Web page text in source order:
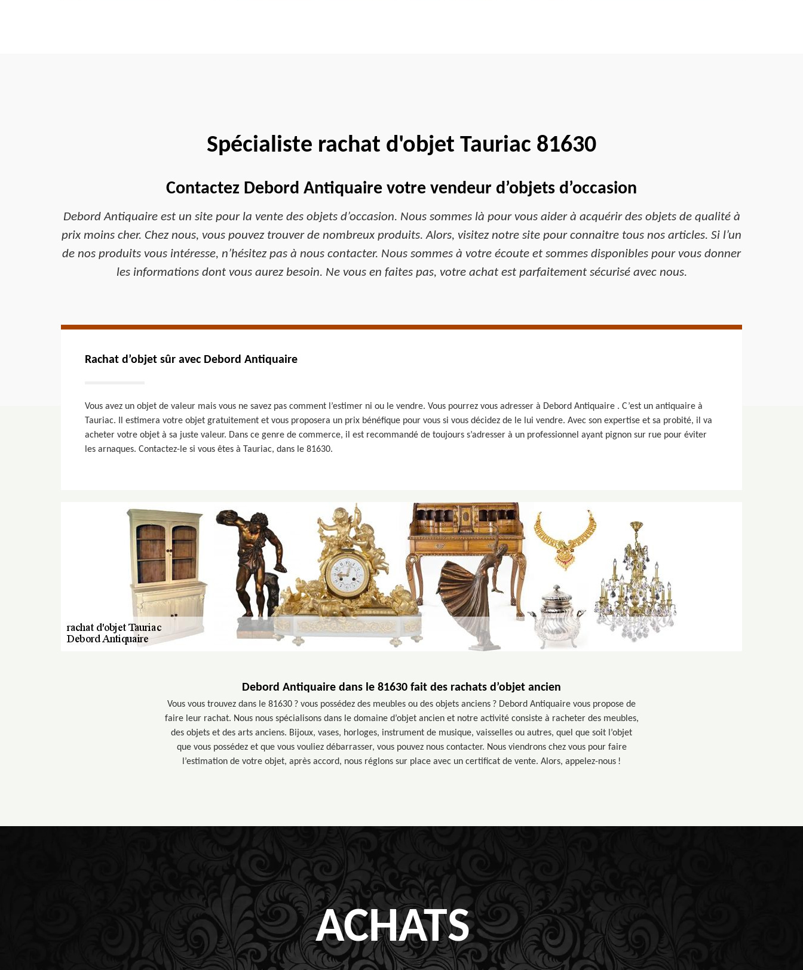
Spécialiste rachat d'objet Tauriac 81630
Contactez Debord Antiquaire votre vendeur d’objets d’occasion
Debord Antiquaire est un site pour la vente des objets d’occasion. Nous sommes là pour vous aider à acquérir des objets de qualité à
prix moins cher. Chez nous, vous pouvez trouver de nombreux produits. Alors, visitez notre site pour connaitre tous nos articles. Si l’un
de nos produits vous intéresse, n’hésitez pas à nous contacter. Nous sommes à votre écoute et sommes disponibles pour vous donner
les informations dont vous aurez besoin. Ne vous en faites pas, votre achat est parfaitement sécurisé avec nous.
Rachat d’objet sûr avec Debord Antiquaire
Vous avez un objet de valeur mais vous ne savez pas comment l’estimer ni ou le vendre. Vous pourrez vous adresser à Debord Antiquaire . C’est un antiquaire à
Tauriac. Il estimera votre objet gratuitement et vous proposera un prix bénéfique pour vous si vous décidez de le lui vendre. Avec son expertise et sa probité, il va
acheter votre objet à sa juste valeur. Dans ce genre de commerce, il est recommandé de toujours s’adresser à un professionnel ayant pignon sur rue pour éviter
les arnaques. Contactez-le si vous êtes à Tauriac, dans le 81630.
Debord Antiquaire dans le 81630 fait des rachats d’objet ancien
Vous vous trouvez dans le 81630 ? vous possédez des meubles ou des objets anciens ? Debord Antiquaire vous propose de
faire leur rachat. Nous nous spécialisons dans le domaine d’objet ancien et notre activité consiste à racheter des meubles,
des objets et des arts anciens. Bijoux, vases, horloges, instrument de musique, vaisselles ou autres, quel que soit l’objet
que vous possédez et que vous vouliez débarrasser, vous pouvez nous contacter. Nous viendrons chez vous pour faire
l’estimation de votre objet, après accord, nous réglons sur place avec un certificat de vente. Alors, appelez-nous !
ACHATS